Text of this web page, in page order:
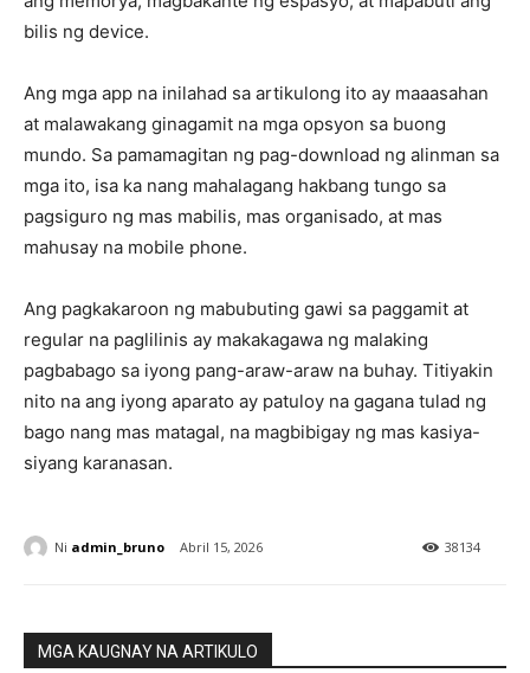
bilis ng device.
Ang mga app na inilahad sa artikulong ito ay maaasahan
at malawakang ginagamit na mga opsyon sa buong
mundo. Sa pamamagitan ng pag-download ng alinman sa
mga ito, isa ka nang mahalagang hakbang tungo sa
pagsiguro ng mas mabilis, mas organisado, at mas
mahusay na mobile phone.
Ang pagkakaroon ng mabubuting gawi sa paggamit at
regular na paglilinis ay makakagawa ng malaking
pagbabago sa iyong pang-araw-araw na buhay. Titiyakin
nito na ang iyong aparato ay patuloy na gagana tulad ng
bago nang mas matagal, na magbibigay ng mas kasiya-
siyang karanasan.
38134
Ni admin_bruno Abril 15, 2026
MGA KAUGNAY NA ARTIKULO